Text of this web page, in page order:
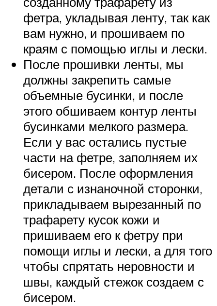
фетра, укладывая ленту, так как
вам нужно, и прошиваем по
краям с помощью иглы и лески.
После прошивки ленты, мы
должны закрепить самые
объемные бусинки, и после
этого обшиваем контур ленты
бусинками мелкого размера.
Если у вас остались пустые
части на фетре, заполняем их
бисером. После оформления
детали с изнаночной сторонки,
прикладываем вырезанный по
трафарету кусок кожи и
пришиваем его к фетру при
помощи иглы и лески, а для того
чтобы спрятать неровности и
швы, каждый стежок создаем с
бисером.